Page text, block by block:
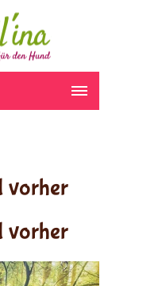
vorher
vorher